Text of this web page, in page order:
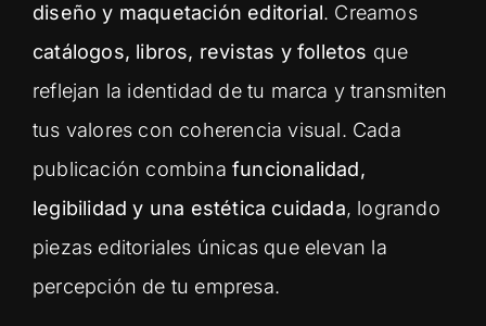
diseño y maquetación editorial. Creamos
catálogos, libros, revistas y folletos que
reflejan la identidad de tu marca y transmiten
tus valores con coherencia visual. Cada
publicación combina funcionalidad,
legibilidad y una estética cuidada, logrando
piezas editoriales únicas que elevan la
percepción de tu empresa.